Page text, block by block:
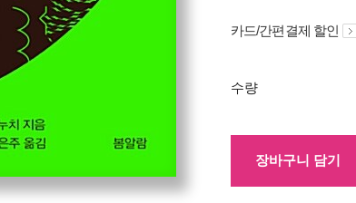
카드/간편결제 할인
수량
장바구니 담기